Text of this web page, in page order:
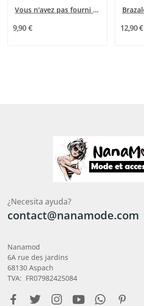
Vous n'avez pas fourni de texte à traduire...
9,90 € 12,90 €
¿Necesita ayuda?
contact@nanamode.com
Nanamod
6A rue des jardins
68130 Aspach
TVA: FR07982425084